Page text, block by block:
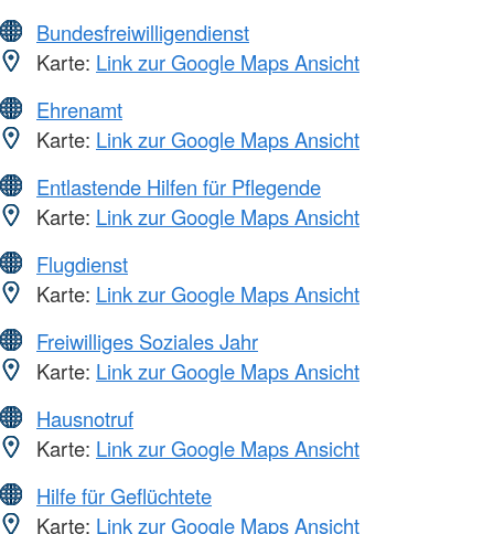
Bundesfreiwilligendienst
Karte: Link zur Google Maps Ansicht
Ehrenamt
Karte: Link zur Google Maps Ansicht
Entlastende Hilfen für Pflegende
Karte: Link zur Google Maps Ansicht
Flugdienst
Karte: Link zur Google Maps Ansicht
Freiwilliges Soziales Jahr
Karte: Link zur Google Maps Ansicht
Hausnotruf
Karte: Link zur Google Maps Ansicht
Hilfe für Geflüchtete
Karte: Link zur Google Maps Ansicht